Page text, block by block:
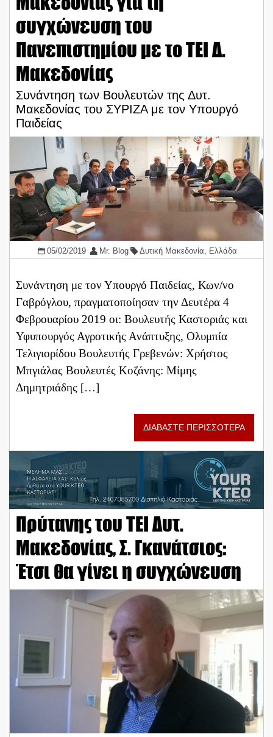
συγχώνευση του
Πανεπιστημίου με το ΤΕΙ Δ.
Μακεδονίας
Συνάντηση των Βουλευτών της Δυτ.
Μακεδονίας του ΣΥΡΙΖΑ με τον Υπουργό
Παιδείας
05/02/2019 Mr. Blog Δυτική Μακεδονία Ελλάδα
Συνάντηση με τον Υπουργό Παιδείας, Κων/νο
Γαβρόγλου, πραγματοποίησαν την Δευτέρα 4
Φεβρουαρίου 2019 οι: Βουλευτής Καστοριάς και
Υφυπουργός Αγροτικής Ανάπτυξης, Ολυμπία
Τελιγιορίδου Βουλευτής Γρεβενών: Χρήστος
Μπγιάλας Βουλευτές Κοζάνης: Μίμης
Δημητριάδης […]
ΔΙΑΒΑΣΤΕ ΠΕΡΙΣΣΟΤΕΡΑ
Πρύτανης του ΤΕΙ Δυτ.
Μακεδονίας, Σ. Γκανάτσιος:
Έτσι θα γίνει η συγχώνευση